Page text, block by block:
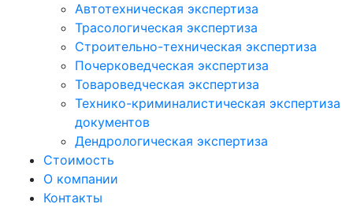
Автотехническая экспертиза
Трасологическая экспертиза
Строительно-техническая экспертиза
Почерковедческая экспертиза
Товароведческая экспертиза
Технико-криминалистическая экспертиза
документов
Дендрологическая экспертиза
Стоимость
О компании
Контакты